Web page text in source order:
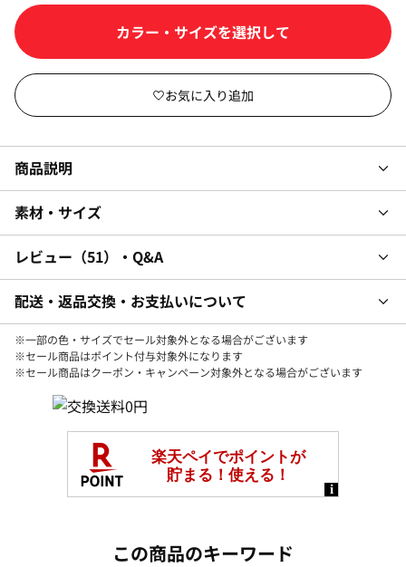
カートに入れる
商品説明
素材・サイズ
レビュー 51 ・Q&A
配送・返品交換・お支払いについて
※一部の色・サイズでセール対象外となる場合がございます
※セール商品はポイント付与対象外になります
※セール商品はクーポン・キャンペーン対象外となる場合がございます
この商品のキーワード